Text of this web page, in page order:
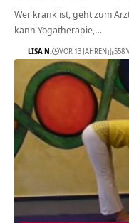
Wer krank ist, geht zum
kann Yogatherapie,…
LISA N. VOR 13 JAHREN 558